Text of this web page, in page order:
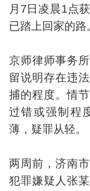
月7日凌晨1点
已踏上回家的路
京师律师事务
留说明存在违
捕的程度。情
过错或强制程
薄，疑罪从轻。
两周前，济南
犯罪嫌疑人张